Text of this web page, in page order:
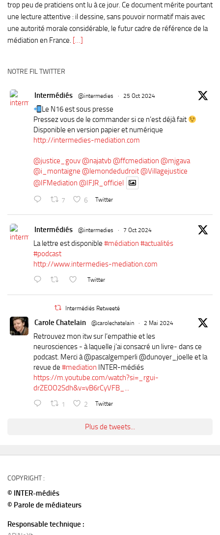
trop peu de praticiens ont lu à ce jour. Ce document mérite pourtant
une lecture attentive : il dessine, sans pouvoir normatif mais avec
une autorité morale considérable, le futur cadre de référence de la
médiation en France. […]
NOTRE FIL TWITTER
Intermédiés @intermedies · 25 Oct 2024
Le N16 est sous presse
Pressez vous de le commander si ce n’est déjà fait
Disponible en version papier et numérique
http://intermedies-mediation.com
@justice_gouv@najatvb @ffcmediation @mjgava
@i_montaigne @lemondedudroit@Villagejustice
@IFMediation @IFJR_officiel
7 6 Twitter
Intermédiés @intermedies · 7 Oct 2024
La lettre est disponible #médiation #actualités
#podcast
http://www.intermedies-mediation.com
Twitter
Intermédiés Retweeté
Carole Chatelain @carolechatelain · 2 Mai 2024
Retrouvez mon itw sur l’empathie et les
neurosciences - à laquelle j’ai consacré un livre- dans ce
podcast. Merci à ⁦@pascalgemperli⁩ ⁦@dunoyer_joelle⁩ et la
revue de #mediation INTER-médiés
https://m.youtube.com/watch?si=_rgui-
drZEOO2Sdh&v=vB6rCyVFB_...
1 2 Twitter
Plus de tweets...
COPYRIGHT :
© INTER-médiés
© Parole de médiateurs
Responsable technique :